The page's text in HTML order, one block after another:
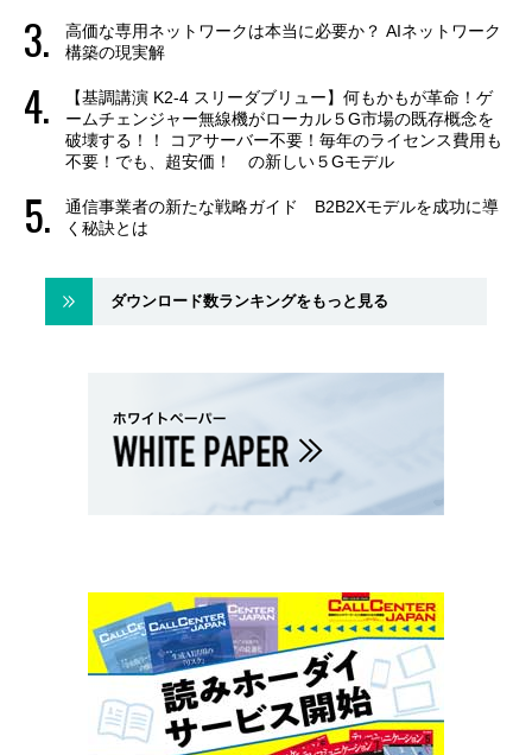
高価な専用ネットワークは本当に必要か？ AIネットワーク
構築の現実解
【基調講演 K2-4 スリーダブリュー】何もかもが革命！ゲ
ームチェンジャー無線機がローカル５G市場の既存概念を
破壊する！！ コアサーバー不要！毎年のライセンス費用も
不要！でも、超安価！ の新しい５Gモデル
通信事業者の新たな戦略ガイド B2B2Xモデルを成功に導
く秘訣とは
ダウンロード数ランキングをもっと見る